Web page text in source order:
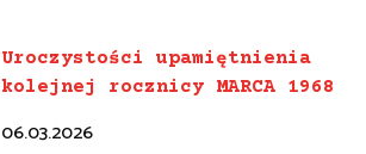
Uroczystości upamiętnienia
kolejnej rocznicy MARCA 1968
06.03.2026